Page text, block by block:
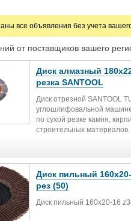
все объявления без учета
от поставщиков вашего
Диск алмазный
резка SANTOOL
Диск отрезной SANTOOL
углошлифовальной
по сухой резке камня,
строительных
более 90 секунд, после
Диск пильный
рез (50)
Диск пильный 160х20-16